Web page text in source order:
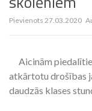
Pievienots 27.03.2020
Aicinām
atkārtotu drošības
daudzās klases